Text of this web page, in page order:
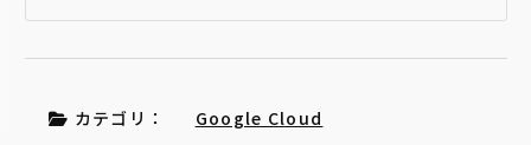
カテゴリ： Google Cloud